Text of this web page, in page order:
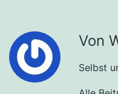
Von
Selbst